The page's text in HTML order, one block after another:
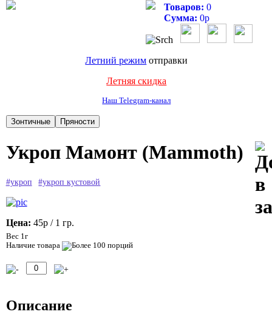
Товаров: 0
Сумма: 0р
Летний режим отправки
Летняя скидка
Наш Telegram-канал
Укроп Мамонт (Mammoth)
#укроп #укроп кустовой
Цена: 45р / 1 гр.
Вес 1г
Наличие товара
Описание